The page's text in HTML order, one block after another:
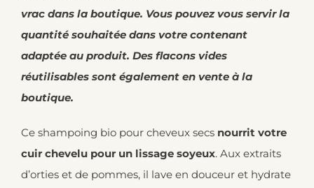
vrac dans la boutique. Vous pouvez vous servir la
quantité souhaitée dans votre contenant
adaptée au produit. Des flacons vides
réutilisables sont également en vente à la
boutique.
Ce shampoing bio pour cheveux secs nourrit votre
cuir chevelu pour un lissage soyeux. Aux extraits
d’orties et de pommes, il lave en douceur et hydrate